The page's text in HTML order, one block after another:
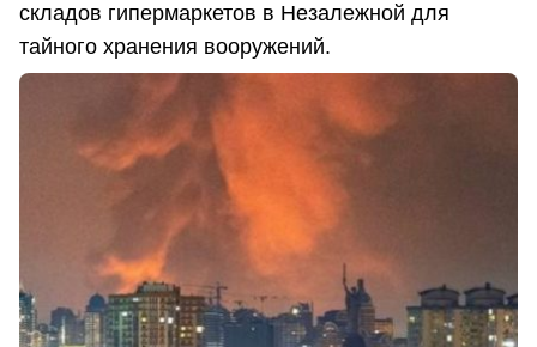
складов гипермаркетов в Незалежной для
тайного хранения вооружений.